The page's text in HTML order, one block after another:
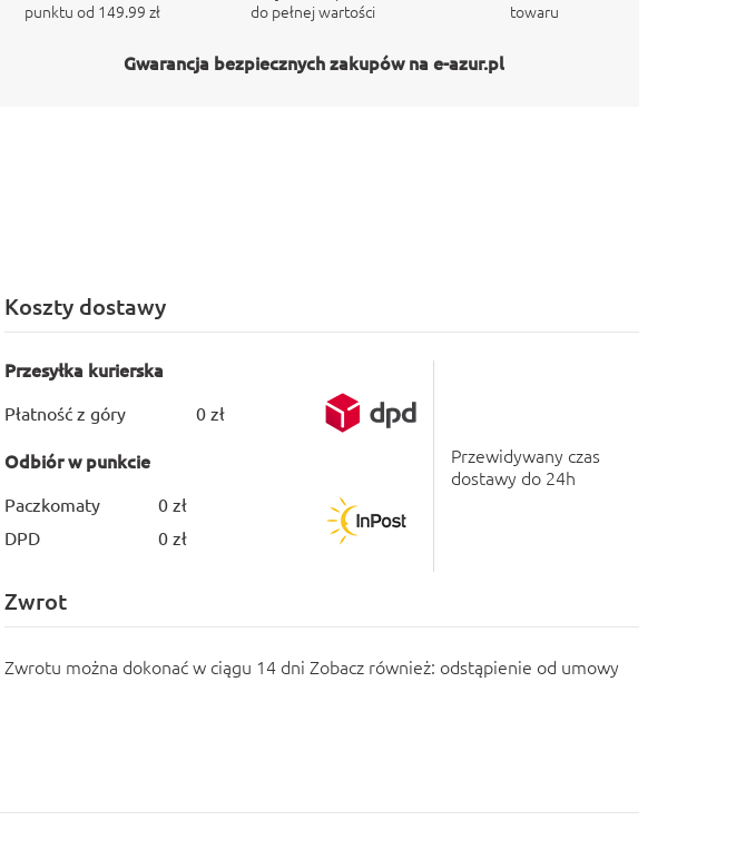
punktu od 149.99 zł
do pełnej wartości
towaru
Gwarancja bezpiecznych zakupów na e-azur.pl
Koszty dostawy
Przesyłka kurierska
Płatność z góry 0 zł
Odbiór w punkcie
Paczkomaty
0 zł
DPD
0 zł
Przewidywany czas
dostawy do 24h
Zwrot
Zwrotu można dokonać w ciągu 14 dni Zobacz również: odstąpienie od umowy